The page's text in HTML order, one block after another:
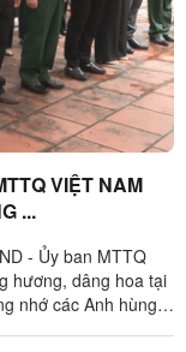
VIỆT NAM
...
- Ủy ban MTTQ
hương, dâng hoa tại
nhớ các Anh hùng